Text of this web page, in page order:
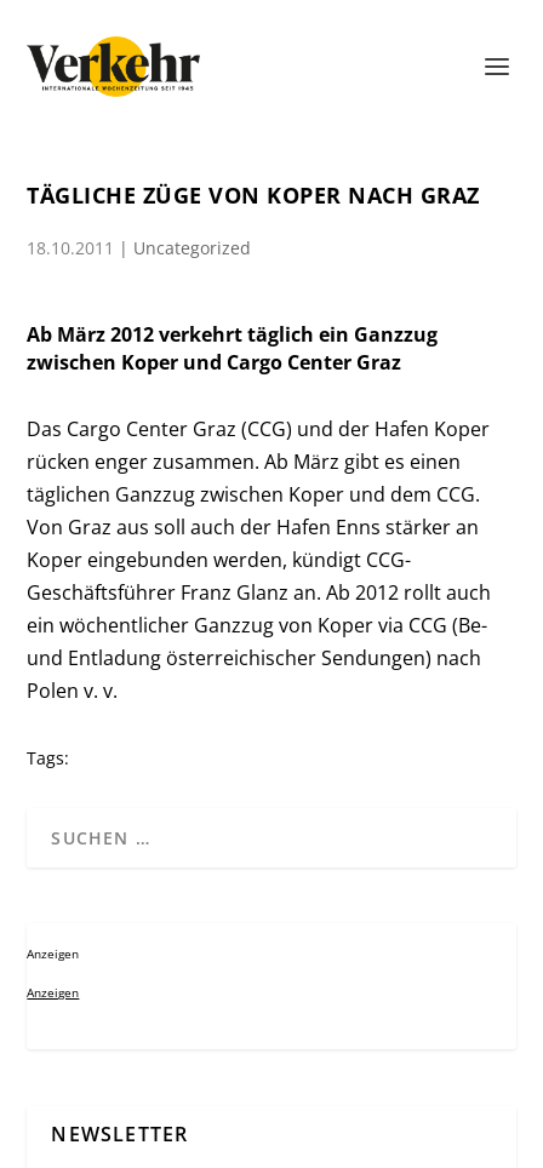
TÄGLICHE ZÜGE VON KOPER NACH GRAZ
18.10.2011 | Uncategorized
Ab März 2012 verkehrt täglich ein Ganzzug
zwischen Koper und Cargo Center Graz
Das Cargo Center Graz (CCG) und der Hafen Koper
rücken enger zusammen. Ab März gibt es einen
täglichen Ganzzug zwischen Koper und dem CCG.
Von Graz aus soll auch der Hafen Enns stärker an
Koper eingebunden werden, kündigt CCG-
Geschäftsführer Franz Glanz an. Ab 2012 rollt auch
ein wöchentlicher Ganzzug von Koper via CCG (Be-
und Entladung österreichischer Sendungen) nach
Polen v. v.
Tags:
Anzeigen
Anzeigen
NEWSLETTER